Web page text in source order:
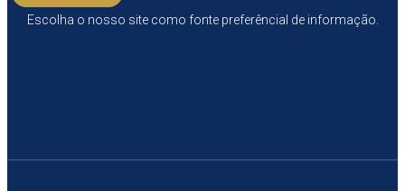
Escolha o nosso site como fonte preferêncial de informação.